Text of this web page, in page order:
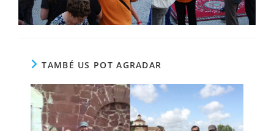
TAMBÉ US POT AGRADAR